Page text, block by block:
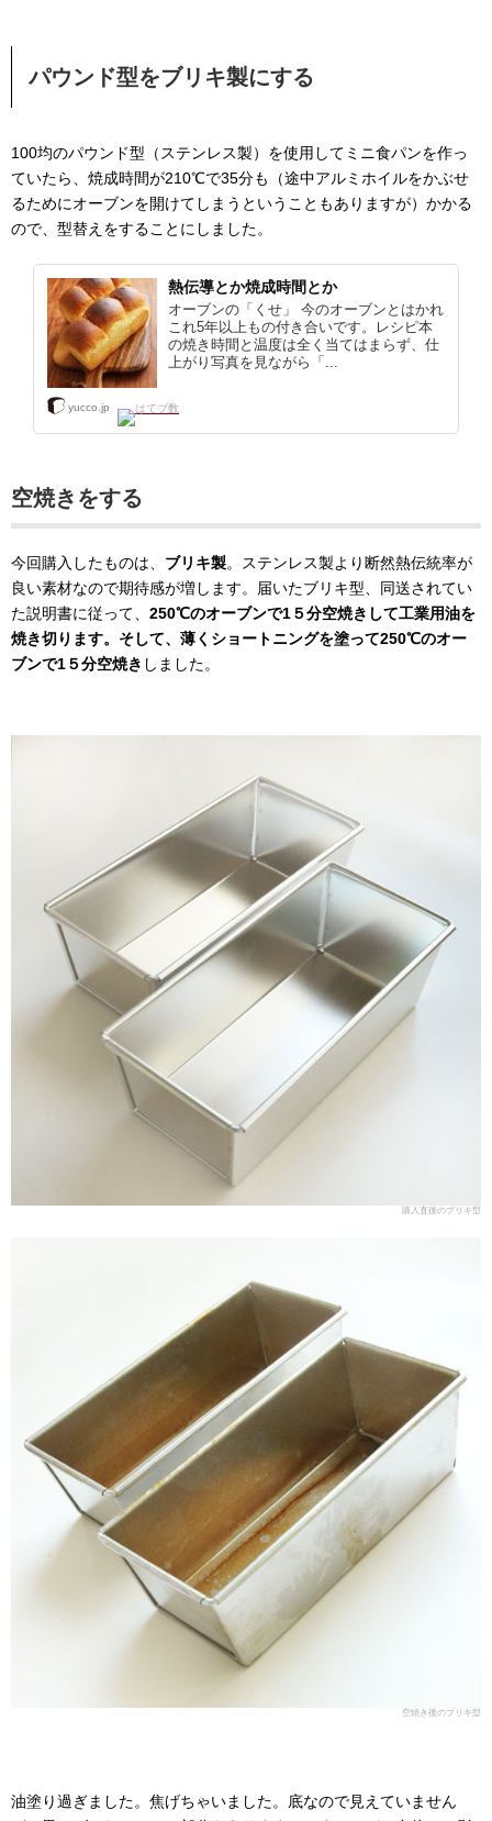
パウンド型をブリキ製にする
100均のパウンド型（ステンレス製）を使用してミニ食パンを作っ
ていたら、焼成時間が210℃で35分も（途中アルミホイルをかぶせ
るためにオーブンを開けてしまうということもありますが）かかる
ので、型替えをすることにしました。
熱伝導とか焼成時間とか
オーブンの「くせ」 今のオーブンとはかれ
これ5年以上もの付き合いです。レシピ本
の焼き時間と温度は全く当てはまらず、仕
上がり写真を見ながら「...
yucco.jp
空焼きをする
今回購入したものは、 ブリキ製。ステンレス製より断然熱伝統率が
良い素材なので期待感が増します。届いたブリキ型、同送されてい
た説明書に従って、 250℃のオーブンで1５分空焼きして工業用油を
焼き切ります。そして、薄くショートニングを塗って250℃のオー
ブンで1５分空焼き しました。
購入直後のブリキ型
空焼き後のブリキ型
油塗り過ぎました。焦げちゃいました。底なので見えていません